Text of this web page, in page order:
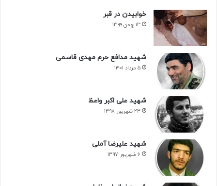
خوابیدن در قبر
۱۳ بهمن ۱۳۹۹
شهید مدافع حرم مهدی قاسمی
۵ مرداد ۱۴۰۱
شهید علی اکبر واعظ
۲۳ شهریور ۱۳۹۸
شهید علیرضا آملی
۶ شهریور ۱۳۹۷